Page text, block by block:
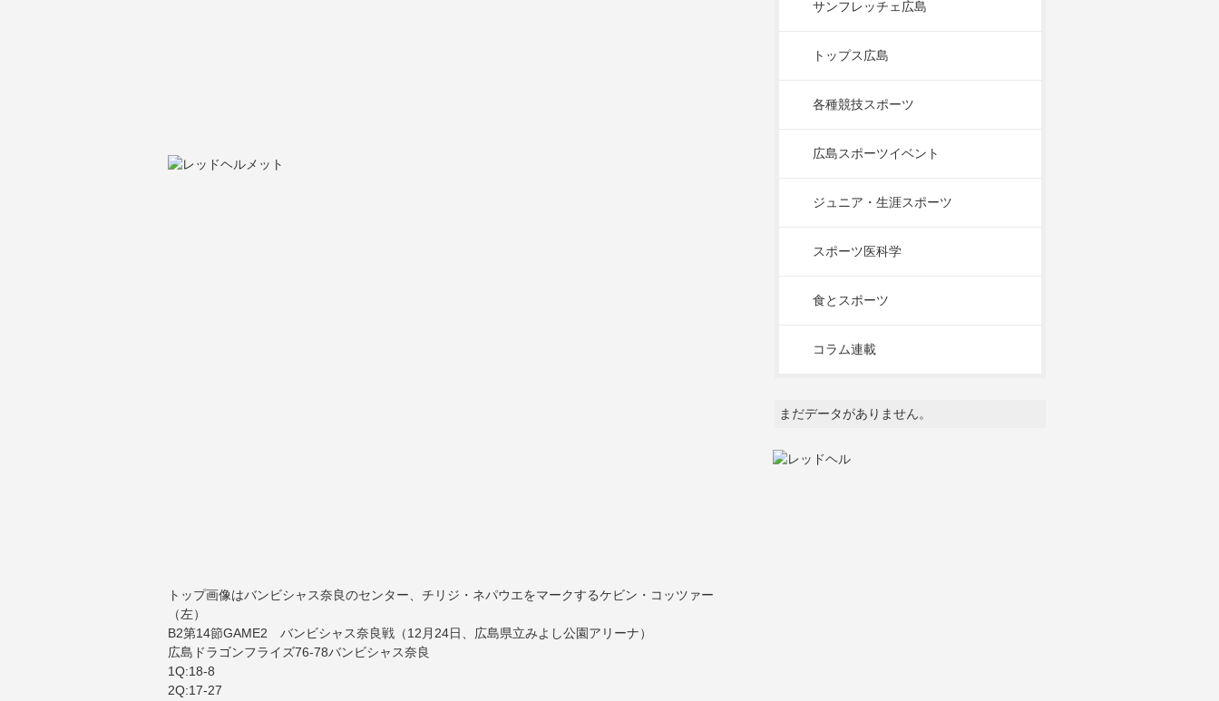
トップ画像はバンビシャス奈良のセンター、チリジ・ネパウエをマークするケビン・コッツァー
（左）
B2第14節GAME2 バンビシャス奈良戦（12月24日、広島県立みよし公園アリーナ）
広島ドラゴンフライズ76-78バンビシャス奈良
1Q:18-8
2Q:17-27
サンフレッチェ広島
トップス広島
各種競技スポーツ
広島スポーツイベント
ジュニア・生涯スポーツ
スポーツ医科学
食とスポーツ
コラム連載
まだデータがありません。